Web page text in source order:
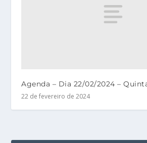
Agenda – Dia 22/02/2024 –
22 de fevereiro de 2024